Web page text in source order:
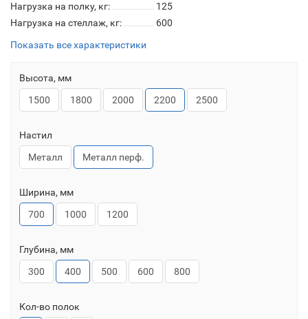
Нагрузка на полку, кг:
125
Нагрузка на стеллаж, кг:
600
Показать все характеристики
Высота, мм
1500
1800 2000 2200 2500
Настил
Металл
Металл перф.
Ширина, мм
700
1000 1200
Глубина, мм
300
400 500 600 800
Кол-во полок